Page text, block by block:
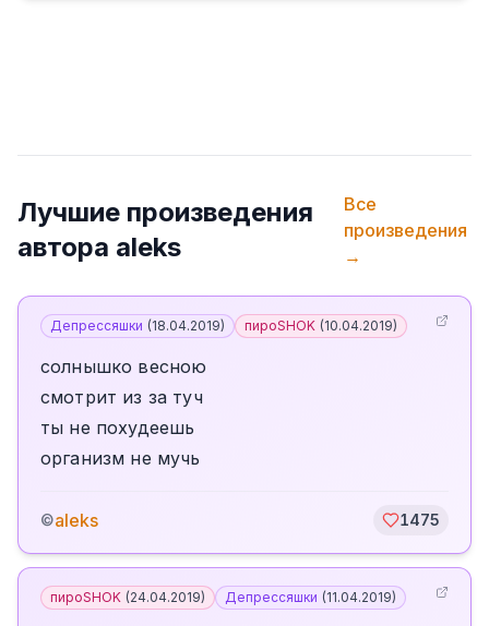
Лучшие произведения
автора aleks
Все
произведения
→
Депрессяшки (18.04.2019) пироSHOK (10.04.2019)
солнышко весною
смотрит из за туч
ты не похудеешь
организм не мучь
©aleks 1475
пироSHOK (24.04.2019) Депрессяшки (11.04.2019)